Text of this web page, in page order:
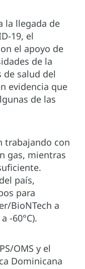
la llegada de
19, el
el apoyo de
de la
de salud del
evidencia que
de las
trabajando con
gas, mientras
país,
para
BioNTech a
-60°C).
OMS y el
Dominicana